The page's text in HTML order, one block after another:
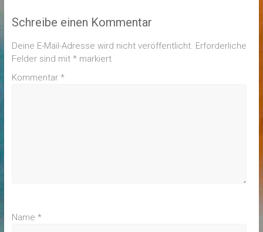
Schreibe einen Kommentar
Deine E-Mail-Adresse wird nicht veröffentlicht. Erforderliche
Felder sind mit *markiert
Kommentar *
Name *